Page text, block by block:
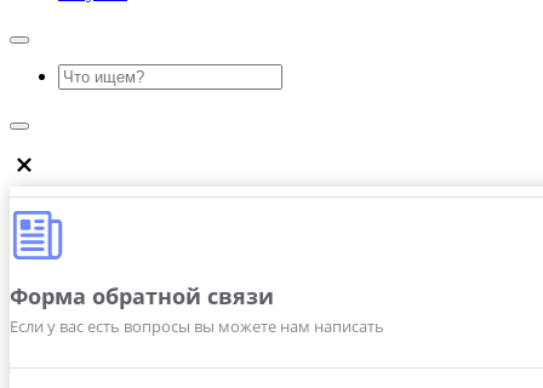
Форма обратной связи
Если у вас есть вопросы вы можете нам написать